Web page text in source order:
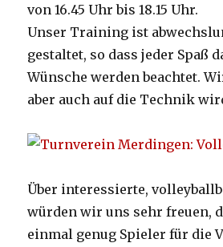
von 16.45 Uhr bis 18.15 Uhr.
Unser Training ist
gestaltet, so dass jeder Spaß
Wünsche werden beachtet.
aber auch auf die Technik
Über interessierte,
würden wir uns sehr freuen,
einmal genug Spieler für die